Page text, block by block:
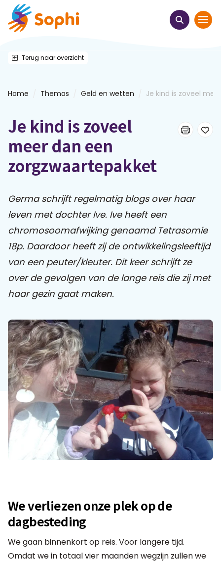
Thema's
Leren & ontmoeten
Webinars
E-learnings
Themabijeenkomsten
Praat mee
Clientdossier Wiki
Mijn
Terug naar overzicht
Home Themas Geld en wetten Je kind is zoveel
Je kind is zoveel
meer dan een
zorgzwaartepakket
Germa schrijft regelmatig blogs over haar
leven met dochter Ive. Ive heeft een
chromosoomafwijking genaamd Tetrasomie
18p. Daardoor heeft zij de ontwikkelingsleeftijd
van een peuter/kleuter. Dit keer schrijft ze
over de gevolgen van de lange reis die zij met
haar gezin gaat maken.
We verliezen onze plek op de
dagbesteding
We gaan binnenkort op reis. Voor langere tijd.
Omdat we in totaal vier maanden wegzijn zullen we